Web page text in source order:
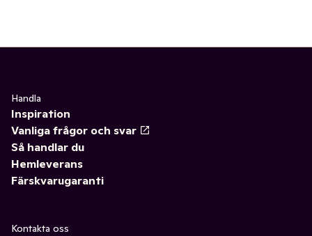
Handla
Inspiration
Vanliga frågor och svar
Så handlar du
Hemleverans
Färskvarugaranti
Kontakta oss